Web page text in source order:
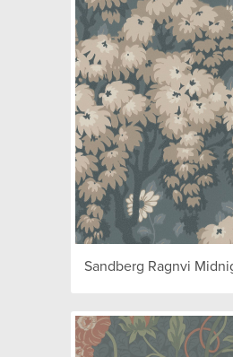
Sandberg Ragnvi